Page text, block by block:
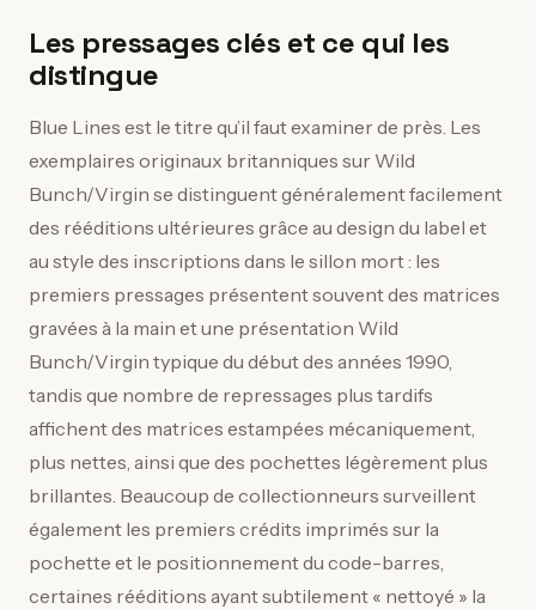
Les pressages clés et ce qui les
distingue
Blue Lines est le titre qu’il faut examiner de près. Les
exemplaires originaux britanniques sur Wild
Bunch/Virgin se distinguent généralement facilement
des rééditions ultérieures grâce au design du label et
au style des inscriptions dans le sillon mort : les
premiers pressages présentent souvent des matrices
gravées à la main et une présentation Wild
Bunch/Virgin typique du début des années 1990,
tandis que nombre de repressages plus tardifs
affichent des matrices estampées mécaniquement,
plus nettes, ainsi que des pochettes légèrement plus
brillantes. Beaucoup de collectionneurs surveillent
également les premiers crédits imprimés sur la
pochette et le positionnement du code-barres,
certaines rééditions ayant subtilement « nettoyé » la